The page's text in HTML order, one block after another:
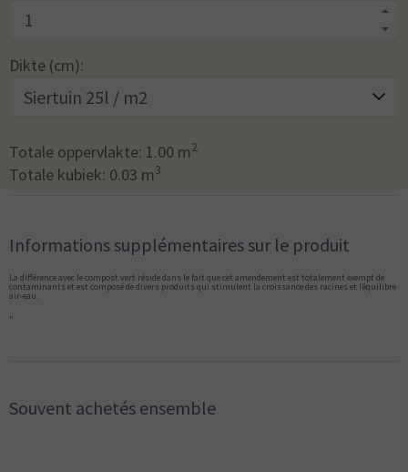
Dikte (cm):
Totale oppervlakte: 1.00 m2
Totale kubiek: 0.03 m3
Informations supplémentaires sur le produit
La différence avec le compost vert réside dans le fait que cet amendement est totalement exempt de
contaminants et est composé de divers produits qui stimulent la croissance des racines et l’équilibre
air-eau.
"
Souvent achetés ensemble